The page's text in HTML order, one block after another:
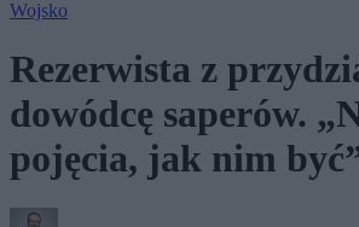
Wojsko
Rezerwista z
dowódcę saperów.
pojęcia, jak nim